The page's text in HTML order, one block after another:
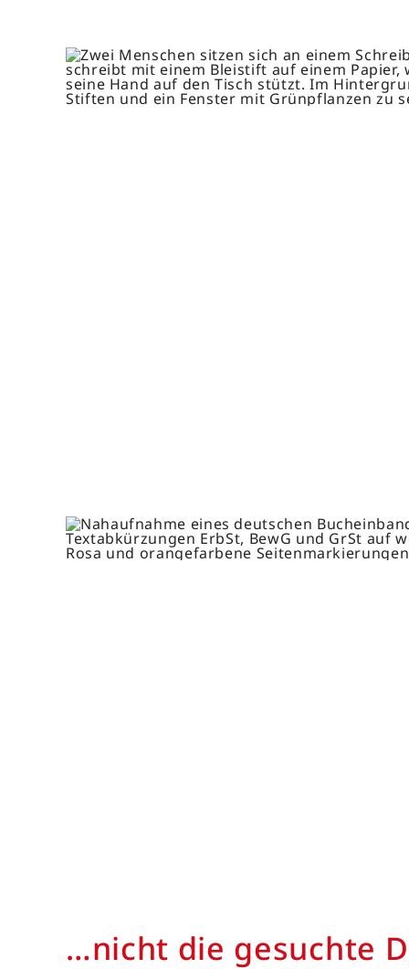
…nicht die gesuchte